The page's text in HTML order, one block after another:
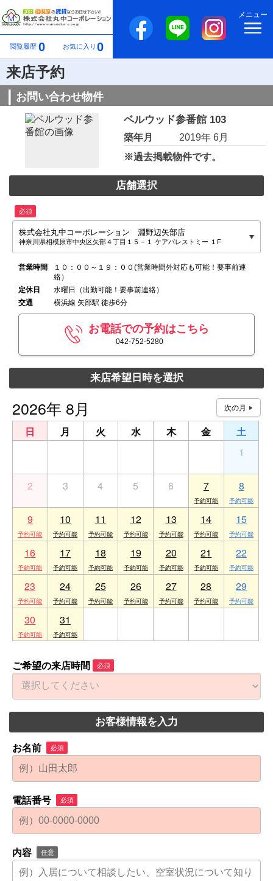
閲覧履歴 0 お気に入り 0
メニュー
来店予約
お問い合わせ物件
ベルウッド参番館 103
築年月
2019年 6月
※過去掲載物件です。
店舗選択
必須
株式会社丸中コーポレーション 淵野辺矢部店
神奈川県相模原市中央区矢部４丁目１５－１ ケアパレストミー １F
営業時間
１０：００～１９：００(営業時間外対応も可能！要事前連
絡）
定休日
水曜日（出勤可能！要事前連絡）
交通
横浜線 矢部駅 徒歩6分
お電話での予約はこちら
042-752-5280
来店希望日時を選択
2026年 8月
日 月 火 水 木 金
土
1
2 3 4 5 6 7 8
9 10 11 12 13 14 15
16 17 18 19 20 21 22
23 24 25 26 27 28 29
30 31
ご希望の来店時間 必須
お客様情報を入力
お名前 必須
電話番号 必須
内容 任意